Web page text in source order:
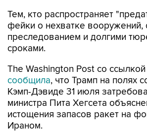
Тем, кто распространяет
фейки о нехватке вооружений,
преследованием и долгими
сроками.
The Washington Post со
сообщила, что Трамп на полях
Кэмп-Дэвиде 31 июля
министра Пита Хегсета
истощения запасов ракет на
Ираном.